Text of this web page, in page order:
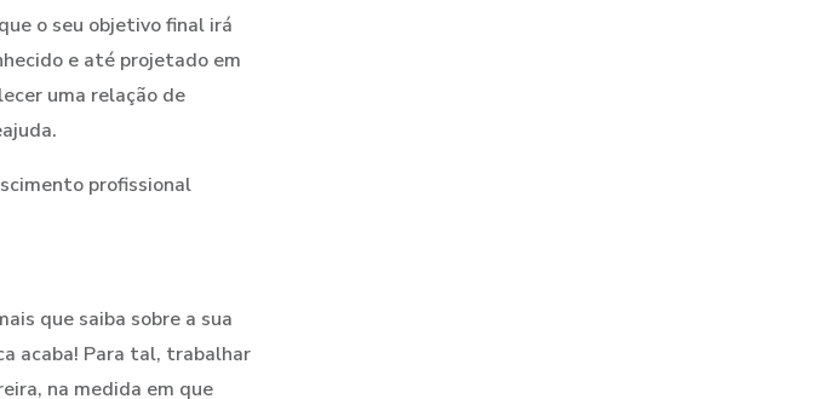
o seu objetivo final irá
e até projetado em
uma relação de
profissional
que saiba sobre a sua
acaba! Para tal, trabalhar
na medida em que